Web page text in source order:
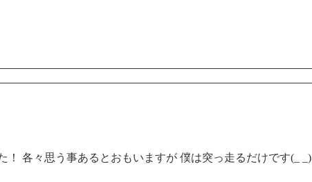
！ 各々思う事あるとおもいますが 僕は突っ走るだけです(_ _)